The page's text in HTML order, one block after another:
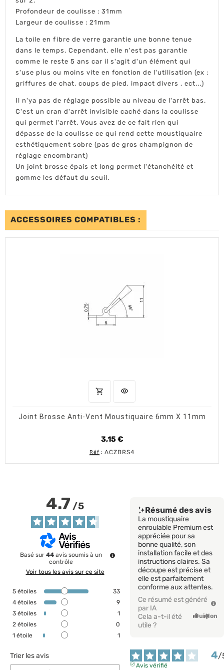
Profondeur de coulisse : 31mm
Largeur de coulisse : 21mm
La toile en fibre de verre garantie une bonne tenue
dans le temps. Cependant, elle n'est pas garantie
comme le reste 5 ans car il s'agit d'un élément qui
s'use plus ou moins vite en fonction de l'utilisation (ex :
griffures de chat, coups de pied, impact divers , ect...)
Il n'ya pas de réglage possible au niveau de l'arrêt bas.
C'est un cran d'arrêt invisible caché dans la coulisse
qui permet l'arrêt. Vous avez de ce fait rien qui
dépasse de la coulisse ce qui rend cette moustiquaire
esthétiquement sobre (pas de gros champignon de
réglage encombrant)
Un joint brosse épais et long permet l'étanchéité et
gomme les défaut du seuil.
ACCESSOIRES COMPATIBLES :
shopping_cart AJOUTER AU PANIER
visibility
Joint Brosse Anti-Vent Moustiquaire 6mm X 11mm
3,15 €
Prix
Réf : ACZBRS4
4.7/5
Basé sur44 avis soumis à un
contrôle
Voir tous les avis sur ce site
5 étoiles
33
4 étoiles
9
3 étoiles
1
2 étoiles
0
1 étoile 1
Trier les avis
Résumé des avis
La moustiquaire
enroulable Premium est
appréciée pour sa
bonne qualité, son
installation facile et des
instructions claires. Sa
découpe est précise et
elle est parfaitement
conforme aux attentes.
Ce résumé est généré
par IA
Cela a-t-il été
utile ?
OuiNon
4/
Avis vérifié